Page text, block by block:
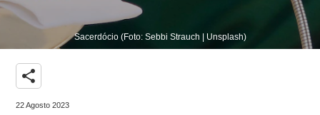
Sacerdócio (Foto: Sebbi Strauch | Unsplash)
share
22 Agosto 2023